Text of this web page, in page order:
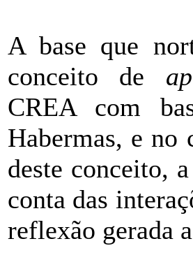
A base que
conceito de
CREA com
Habermas, e
deste conceito,
conta das
reflexão gerada